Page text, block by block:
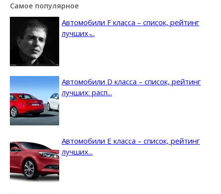
Самое популярное
Автомобили F класса – список, рейтинг
лучших ̵...
Автомобили D класса – список, рейтинг
лучших: расп...
Автомобили E класса – список, рейтинг
лучших...